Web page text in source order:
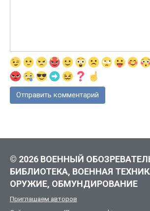
© 2026 ВОЕННЫЙ
БИБЛИОТЕКА, ВОЕННАЯ
ОРУЖИЕ, ОБМУНДИРОВАНИЕ
Приглашаем авторов